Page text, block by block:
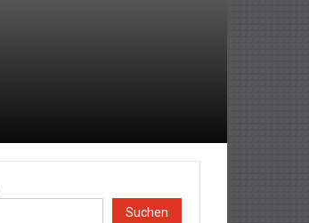
Suchen